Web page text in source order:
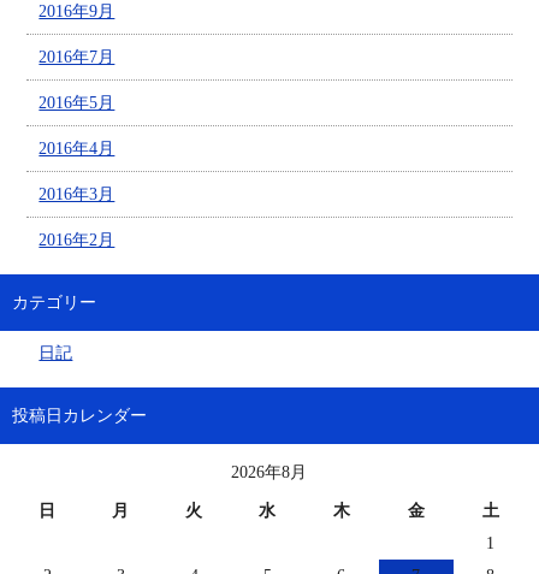
2016年9月
2016年7月
2016年5月
2016年4月
2016年3月
2016年2月
カテゴリー
日記
投稿日カレンダー
2026年8月
日 月 火 水 木 金
土
1